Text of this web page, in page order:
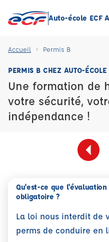
Auto-école ECF
Accueil Permis B
PERMIS B CHEZ AUTO-
Une formation de
votre sécurité,
indépendance !
Qu'est-ce que
obligatoire ?
La loi nous interdit de
perms de conduire en